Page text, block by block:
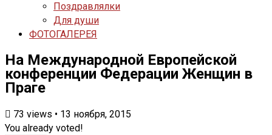
Поздравлялки
Для души
ФОТОГАЛЕРЕЯ
На Международной Европейской
конференции Федерации Женщин в
Праге
73 views • 13 ноября, 2015
You already voted!